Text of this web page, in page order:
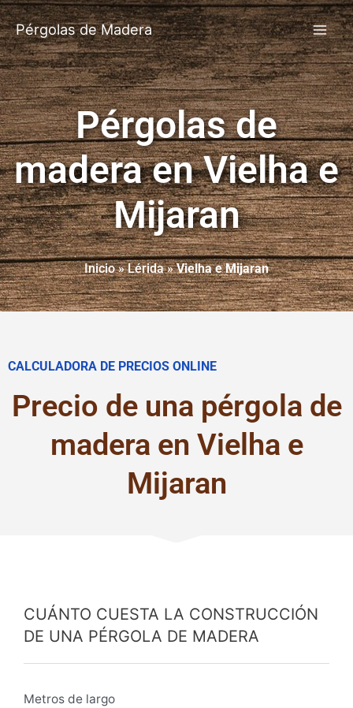
Pérgolas de Madera
Pérgolas de
madera en Vielha e
Mijaran
Inicio»Lérida»Vielha e Mijaran
CALCULADORA DE PRECIOS ONLINE
Precio de una pérgola de
madera en Vielha e
Mijaran
CUÁNTO CUESTA LA CONSTRUCCIÓN
DE UNA PÉRGOLA DE MADERA
Metros de largo